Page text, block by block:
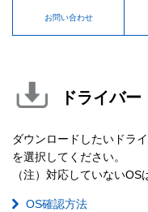
お問い合わせ
ドライバ
ダウンロードしたいドラ
を選択してください。
（注）対応していないOS
OS確認方法